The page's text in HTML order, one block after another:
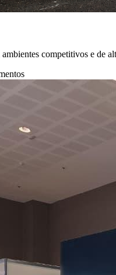
ambientes competitivos e de